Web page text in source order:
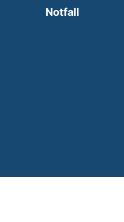
in a new window)
Notfall